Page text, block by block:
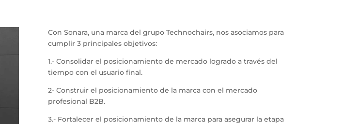
Con Sonara, una marca del grupo Technochairs, nos asociamos para
cumplir 3 principales objetivos:
1.- Consolidar el posicionamiento de mercado logrado a través del
tiempo con el usuario final.
2- Construir el posicionamiento de la marca con el mercado
profesional B2B.
3.- Fortalecer el posicionamiento de la marca para asegurar la etapa